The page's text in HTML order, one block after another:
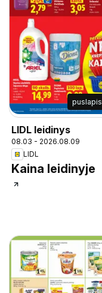
puslapis
LIDL leidinys
08.03 - 2026.08.09
LIDL
Kaina leidinyje